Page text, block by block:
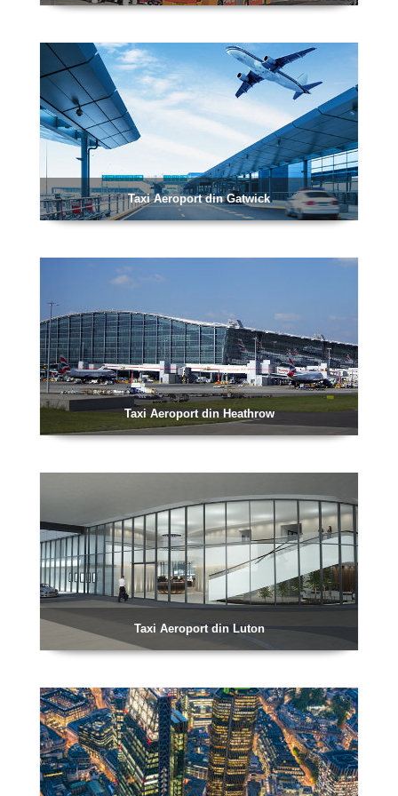
Taxi Aeroport din Gatwick
Taxi Aeroport din Heathrow
Taxi Aeroport din Luton